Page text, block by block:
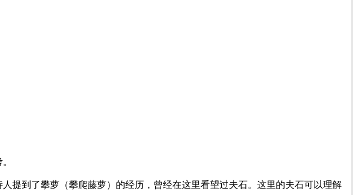
提到了攀萝（攀爬藤萝）的经历，曾经在这里看望过夫石。这里的夫石可以理解